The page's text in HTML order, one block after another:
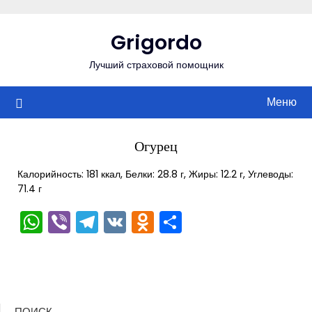
Grigordo
Лучший страховой помощник
Меню
Огурец
Калорийность: 181 ккал, Белки: 28.8 г, Жиры: 12.2 г, Углеводы:
71.4 г
WhatsApp
ViberTelegram
VKOdnoklassniki